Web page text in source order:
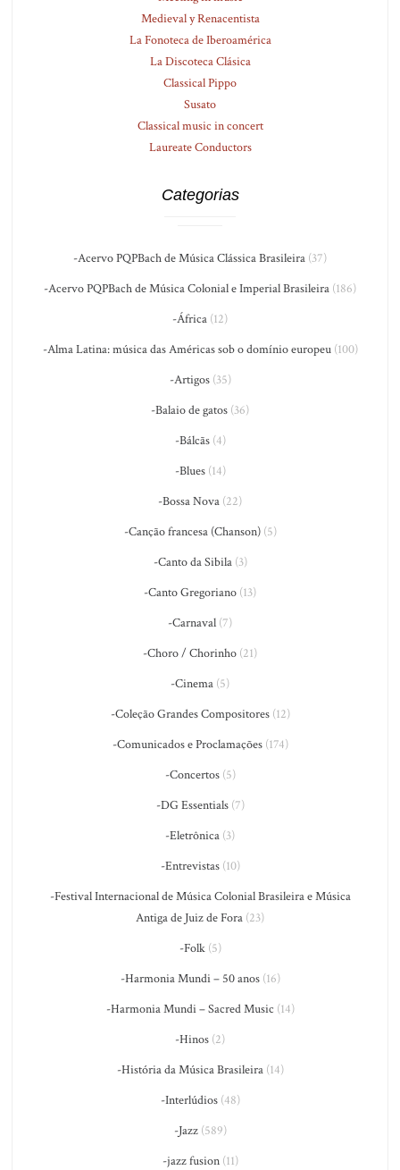
Medieval y Renacentista
La Fonoteca de Iberoamérica
La Discoteca Clásica
Classical Pippo
Susato
Classical music in concert
Laureate Conductors
Categorias
-Acervo PQPBach de Música Clássica Brasileira (37)
-Acervo PQPBach de Música Colonial e Imperial Brasileira (186)
-África (12)
-Alma Latina: música das Américas sob o domínio europeu(100)
-Artigos(35)
-Balaio de gatos (36)
-Bálcãs(4)
-Blues(14)
-Bossa Nova (22)
-Canção francesa (Chanson)(5)
-Canto da Sibila(3)
-Canto Gregoriano (13)
-Carnaval (7)
-Choro / Chorinho (21)
-Cinema (5)
-Coleção Grandes Compositores(12)
-Comunicados e Proclamações(174)
-Concertos(5)
-DG Essentials(7)
-Eletrônica (3)
-Entrevistas(10)
-Festival Internacional de Música Colonial Brasileira e Música
Antiga de Juiz de Fora (23)
-Folk(5)
-Harmonia Mundi – 50 anos(16)
-Harmonia Mundi – Sacred Music (14)
-Hinos (2)
-História da Música Brasileira(14)
-Interlúdios(48)
-Jazz(589)
-jazz fusion(11)